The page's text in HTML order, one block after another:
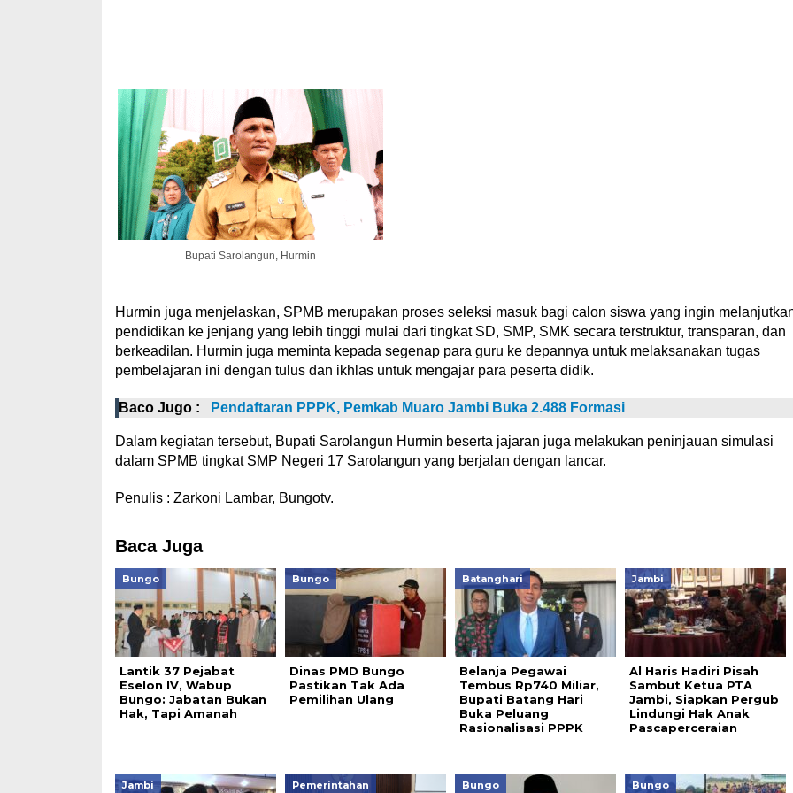
Bupati Sarolangun, Hurmin
Hurmin juga menjelaskan, SPMB merupakan proses seleksi masuk bagi calon siswa yang ingin
pendidikan ke jenjang yang lebih tinggi mulai dari tingkat SD, SMP, SMK secara terstruktur, transparan, dan
berkeadilan. Hurmin juga meminta kepada segenap para guru ke depannya untuk melaksanakan tugas
pembelajaran ini dengan tulus dan ikhlas untuk mengajar para peserta didik.
Baco Jugo : Pendaftaran PPPK, Pemkab Muaro Jambi Buka 2.488 Formasi
Dalam kegiatan tersebut, Bupati Sarolangun Hurmin beserta jajaran juga melakukan peninjauan simulasi
dalam SPMB tingkat SMP Negeri 17 Sarolangun yang berjalan dengan lancar.
Penulis : Zarkoni Lambar, Bungotv.
Baca Juga
Bungo
Lantik 37 Pejabat
Eselon IV, Wabup
Bungo: Jabatan Bukan
Hak, Tapi Amanah
Bungo
Dinas PMD Bungo
Pastikan Tak Ada
Pemilihan Ulang
Batanghari
Belanja Pegawai
Tembus Rp740 Miliar,
Bupati Batang Hari
Buka Peluang
Rasionalisasi PPPK
Jambi
Al Haris Hadiri Pisah
Sambut Ketua PTA
Jambi, Siapkan Pergub
Lindungi Hak Anak
Pascaperceraian
Jambi Pemerintahan Bungo Bungo